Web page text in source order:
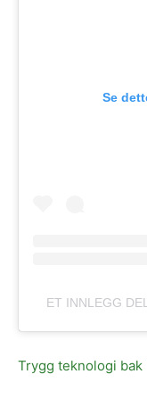
Se
ET INNLEGG
Trygg teknologi